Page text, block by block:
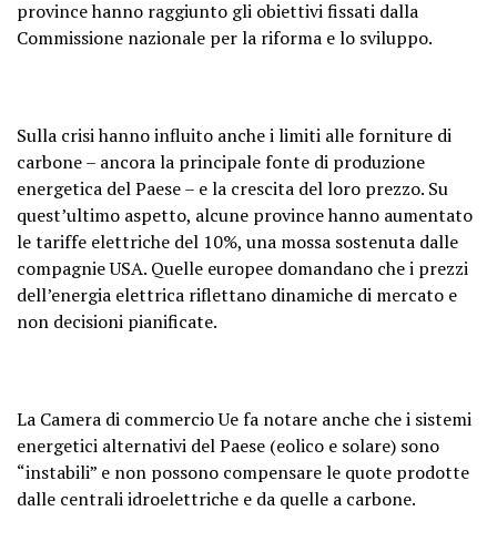
province hanno raggiunto gli obiettivi fissati dalla
Commissione nazionale per la riforma e lo sviluppo.
Sulla crisi hanno influito anche i limiti alle forniture di
carbone – ancora la principale fonte di produzione
energetica del Paese – e la crescita del loro prezzo. Su
quest’ultimo aspetto, alcune province hanno aumentato
le tariffe elettriche del 10%, una mossa sostenuta dalle
compagnie USA. Quelle europee domandano che i prezzi
dell’energia elettrica riflettano dinamiche di mercato e
non decisioni pianificate.
La Camera di commercio Ue fa notare anche che i sistemi
energetici alternativi del Paese (eolico e solare) sono
“instabili” e non possono compensare le quote prodotte
dalle centrali idroelettriche e da quelle a carbone.